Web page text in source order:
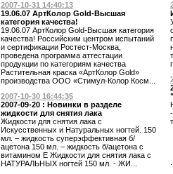
2007-10-31 14:40:13
19.06.07 АртКолор Gold-Высшая
категория качества!
19.06.07 АртКолор Gold-Высшая категория
качества! Российским центром испытаний
и сертификации Ростест-Москва,
проведена программа аттестации
продукции по категориям качества
Растительная краска «АртКолор Gold»
производства ООО «Стимул-Колор Косм...
2007-10-30 16:44:35
2007-09-20 : Новинки в разделе
жидкости для снятия лака
Жидкости для снятия лака с
Искусственных и Натуральных ногтей. 150
мл. – жидкость суперэффективная б/
ацетона 150 мл. – жидкость б/ацетона с
витамином Е Жидкости для снятия лака с
НАТУРАЛЬНЫХ ногтей 150 мл. - ЖИ...